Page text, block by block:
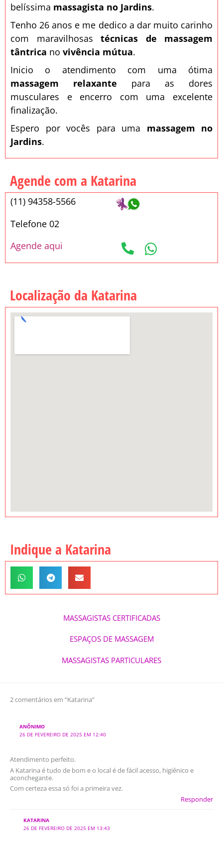
belíssima massagista no Jardins.
Tenho 26 anos e me dedico a dar muito carinho
com maravilhosas técnicas de massagem
tântrica no vivência mútua.
Inicio o atendimento com uma ótima
massagem relaxante para as dores
musculares e encerro com uma excelente
finalização.
Espero por vocês para uma massagem no
Jardins.
Agende com a Katarina
(11) 94358-5566
Telefone 02
Agende aqui
Localização da Katarina
Indique a Katarina
MASSAGISTAS CERTIFICADAS
ESPAÇOS DE MASSAGEM
MASSAGISTAS PARTICULARES
2 comentários em “Katarina”
ANÔNIMO
26 DE FEVEREIRO DE 2025 EM 12:40
Atendimento perfeito.
A Katarina é tudo de bom e o local é de fácil acesso, higiênico e
aconchegante.
Com certeza essa só foi a primeira vez.
Responder
KATARINA
26 DE FEVEREIRO DE 2025 EM 13:43